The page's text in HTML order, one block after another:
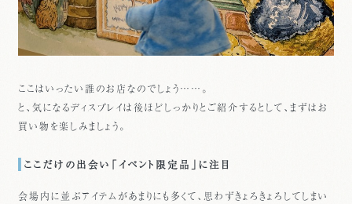
ここはいったい誰のお店なのでしょう……。
と、気になるディスプレイは後ほどしっかりとご紹介するとして、まずはお
買い物を楽しみましょう。
ここだけの出会い「イベント限定品」に注目
会場内に並ぶアイテムがあまりにも多くて、思わずきょろきょろしてしまい